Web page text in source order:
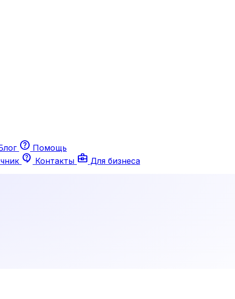
help Помощь
contact_support Контакты business_center Для бизнеса